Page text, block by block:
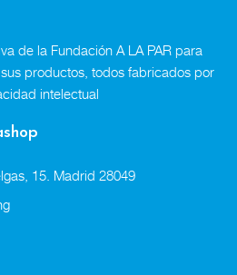
de la Fundación A LA PAR para
productos, todos fabricados por
intelectual
15. Madrid 28049